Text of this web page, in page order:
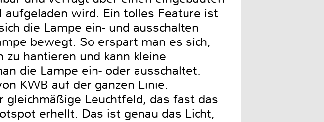
aufgeladen wird. Ein tolles Feature ist
die Lampe ein- und ausschalten
bewegt. So erspart man es sich,
hantieren und kann kleine
die Lampe ein- oder ausschaltet.
KWB auf der ganzen Linie.
Leuchtfeld, das fast das
erhellt. Das ist genau das Licht,